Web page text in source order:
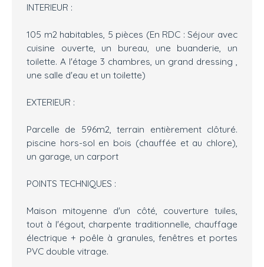
INTERIEUR :
105 m2 habitables, 5 pièces (En RDC : Séjour avec
cuisine ouverte, un bureau, une buanderie, un
toilette. A l'étage 3 chambres, un grand dressing ,
une salle d'eau et un toilette)
EXTERIEUR :
Parcelle de 596m2, terrain entièrement clôturé.
piscine hors-sol en bois (chauffée et au chlore),
un garage, un carport
POINTS TECHNIQUES :
Maison mitoyenne d'un côté, couverture tuiles,
tout à l'égout, charpente traditionnelle, chauffage
électrique + poêle à granules, fenêtres et portes
PVC double vitrage.